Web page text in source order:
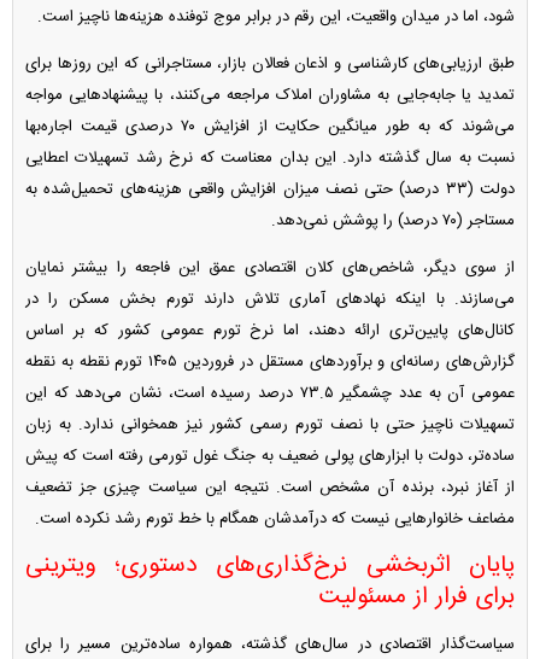
شود، اما در میدان واقعیت، این رقم در برابر موج توفنده هزینه‌ها ناچیز است.
طبق ارزیابی‌های کارشناسی و اذعان فعالان بازار، مستاجرانی که این روز‌ها برای
تمدید یا جابه‌جایی به مشاوران املاک مراجعه می‌کنند، با پیشنهاد‌هایی مواجه
می‌شوند که به طور میانگین حکایت از افزایش ۷۰ درصدی قیمت اجاره‌بها
نسبت به سال گذشته دارد. این بدان معناست که نرخ رشد تسهیلات اعطایی
دولت (۳۳ درصد) حتی نصف میزان افزایش واقعی هزینه‌های تحمیل‌شده به
مستاجر (۷۰ درصد) را پوشش نمی‌دهد.
از سوی دیگر، شاخص‌های کلان اقتصادی عمق این فاجعه را بیشتر نمایان
می‌سازند. با اینکه نهاد‌های آماری تلاش دارند تورم بخش مسکن را در
کانال‌های پایین‌تری ارائه دهند، اما نرخ تورم عمومی کشور که بر اساس
گزارش‌های رسانه‌ای و برآورد‌های مستقل در فروردین ۱۴۰۵ تورم نقطه به نقطه
عمومی آن به عدد چشمگیر ۷۳.۵ درصد رسیده است، نشان می‌دهد که این
تسهیلات ناچیز حتی با نصف تورم رسمی کشور نیز همخوانی ندارد. به زبان
ساده‌تر، دولت با ابزار‌های پولی ضعیف به جنگ غول تورمی رفته است که پیش
از آغاز نبرد، برنده آن مشخص است. نتیجه این سیاست چیزی جز تضعیف
مضاعف خانوار‌هایی نیست که درآمدشان همگام با خط تورم رشد نکرده است.
پایان اثربخشی نرخ‌گذاری‌های دستوری؛ ویترینی
برای فرار از مسئولیت
سیاست‌گذار اقتصادی در سال‌های گذشته، همواره ساده‌ترین مسیر را برای